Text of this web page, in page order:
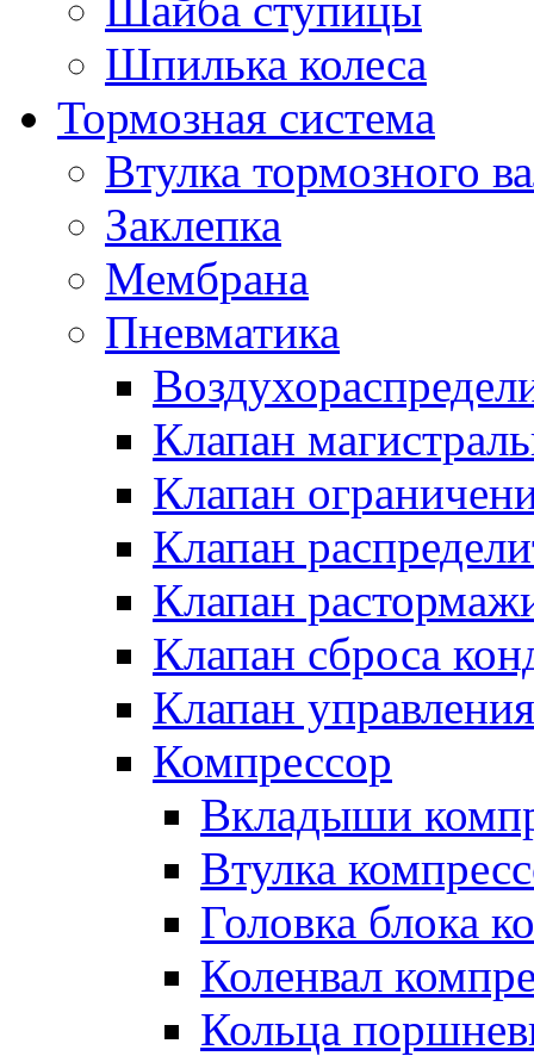
Шпилька колеса
Тормозная система
Втулка тормозного
Заклепка
Мембрана
Пневматика
Клапан
Клапан
Клапан
Клапан
Клапан сброса
Клапан управления
Компрессор
Вкладыши
Втулка
Головка блока
Коленвал
Кольца